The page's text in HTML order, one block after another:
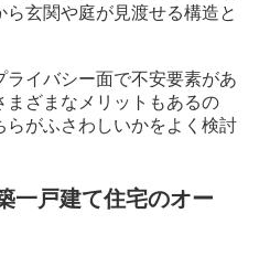
玄関や庭が見渡せる構造と
イバシー面で不安要素があ
まざまなメリットもあるの
がふさわしいかをよく検討
一戸建て住宅のオー